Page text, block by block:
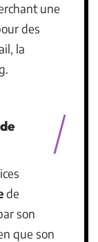
une
des
la
de
son
que son